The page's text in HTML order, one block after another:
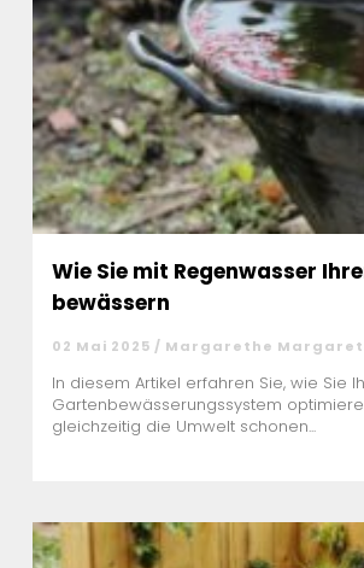
Wie Sie mit Regenwasser
bewässern
02 Mai 2025 / Margarethe
In diesem Artikel erfahren Sie, wie Sie
Gartenbewässerungssystem
gleichzeitig die Umwelt schonen...